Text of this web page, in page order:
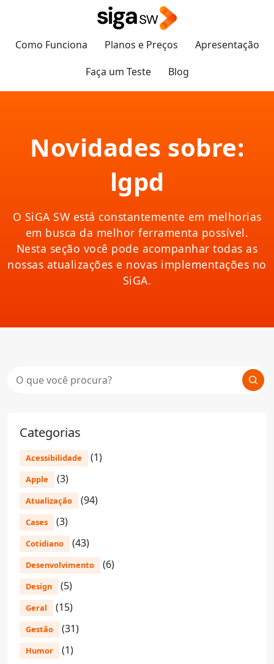
Como Funciona Planos e Preços
Apresentação
Faça um Teste
Blog
Novidades sobre:
lgpd
O SiGA SW está constantemente em melhorias
em busca da melhor ferramenta possível.
Nesta seção você pode acompanhar todas as
nossas atualizações e novas implementações no
SiGA.
Categorias
Acessibilidade (1)
Apple (3)
Atualização (94)
Cases (3)
Cotidiano (43)
Desenvolvimento (6)
Design (5)
Geral (15)
Gestão (31)
Humor (1)